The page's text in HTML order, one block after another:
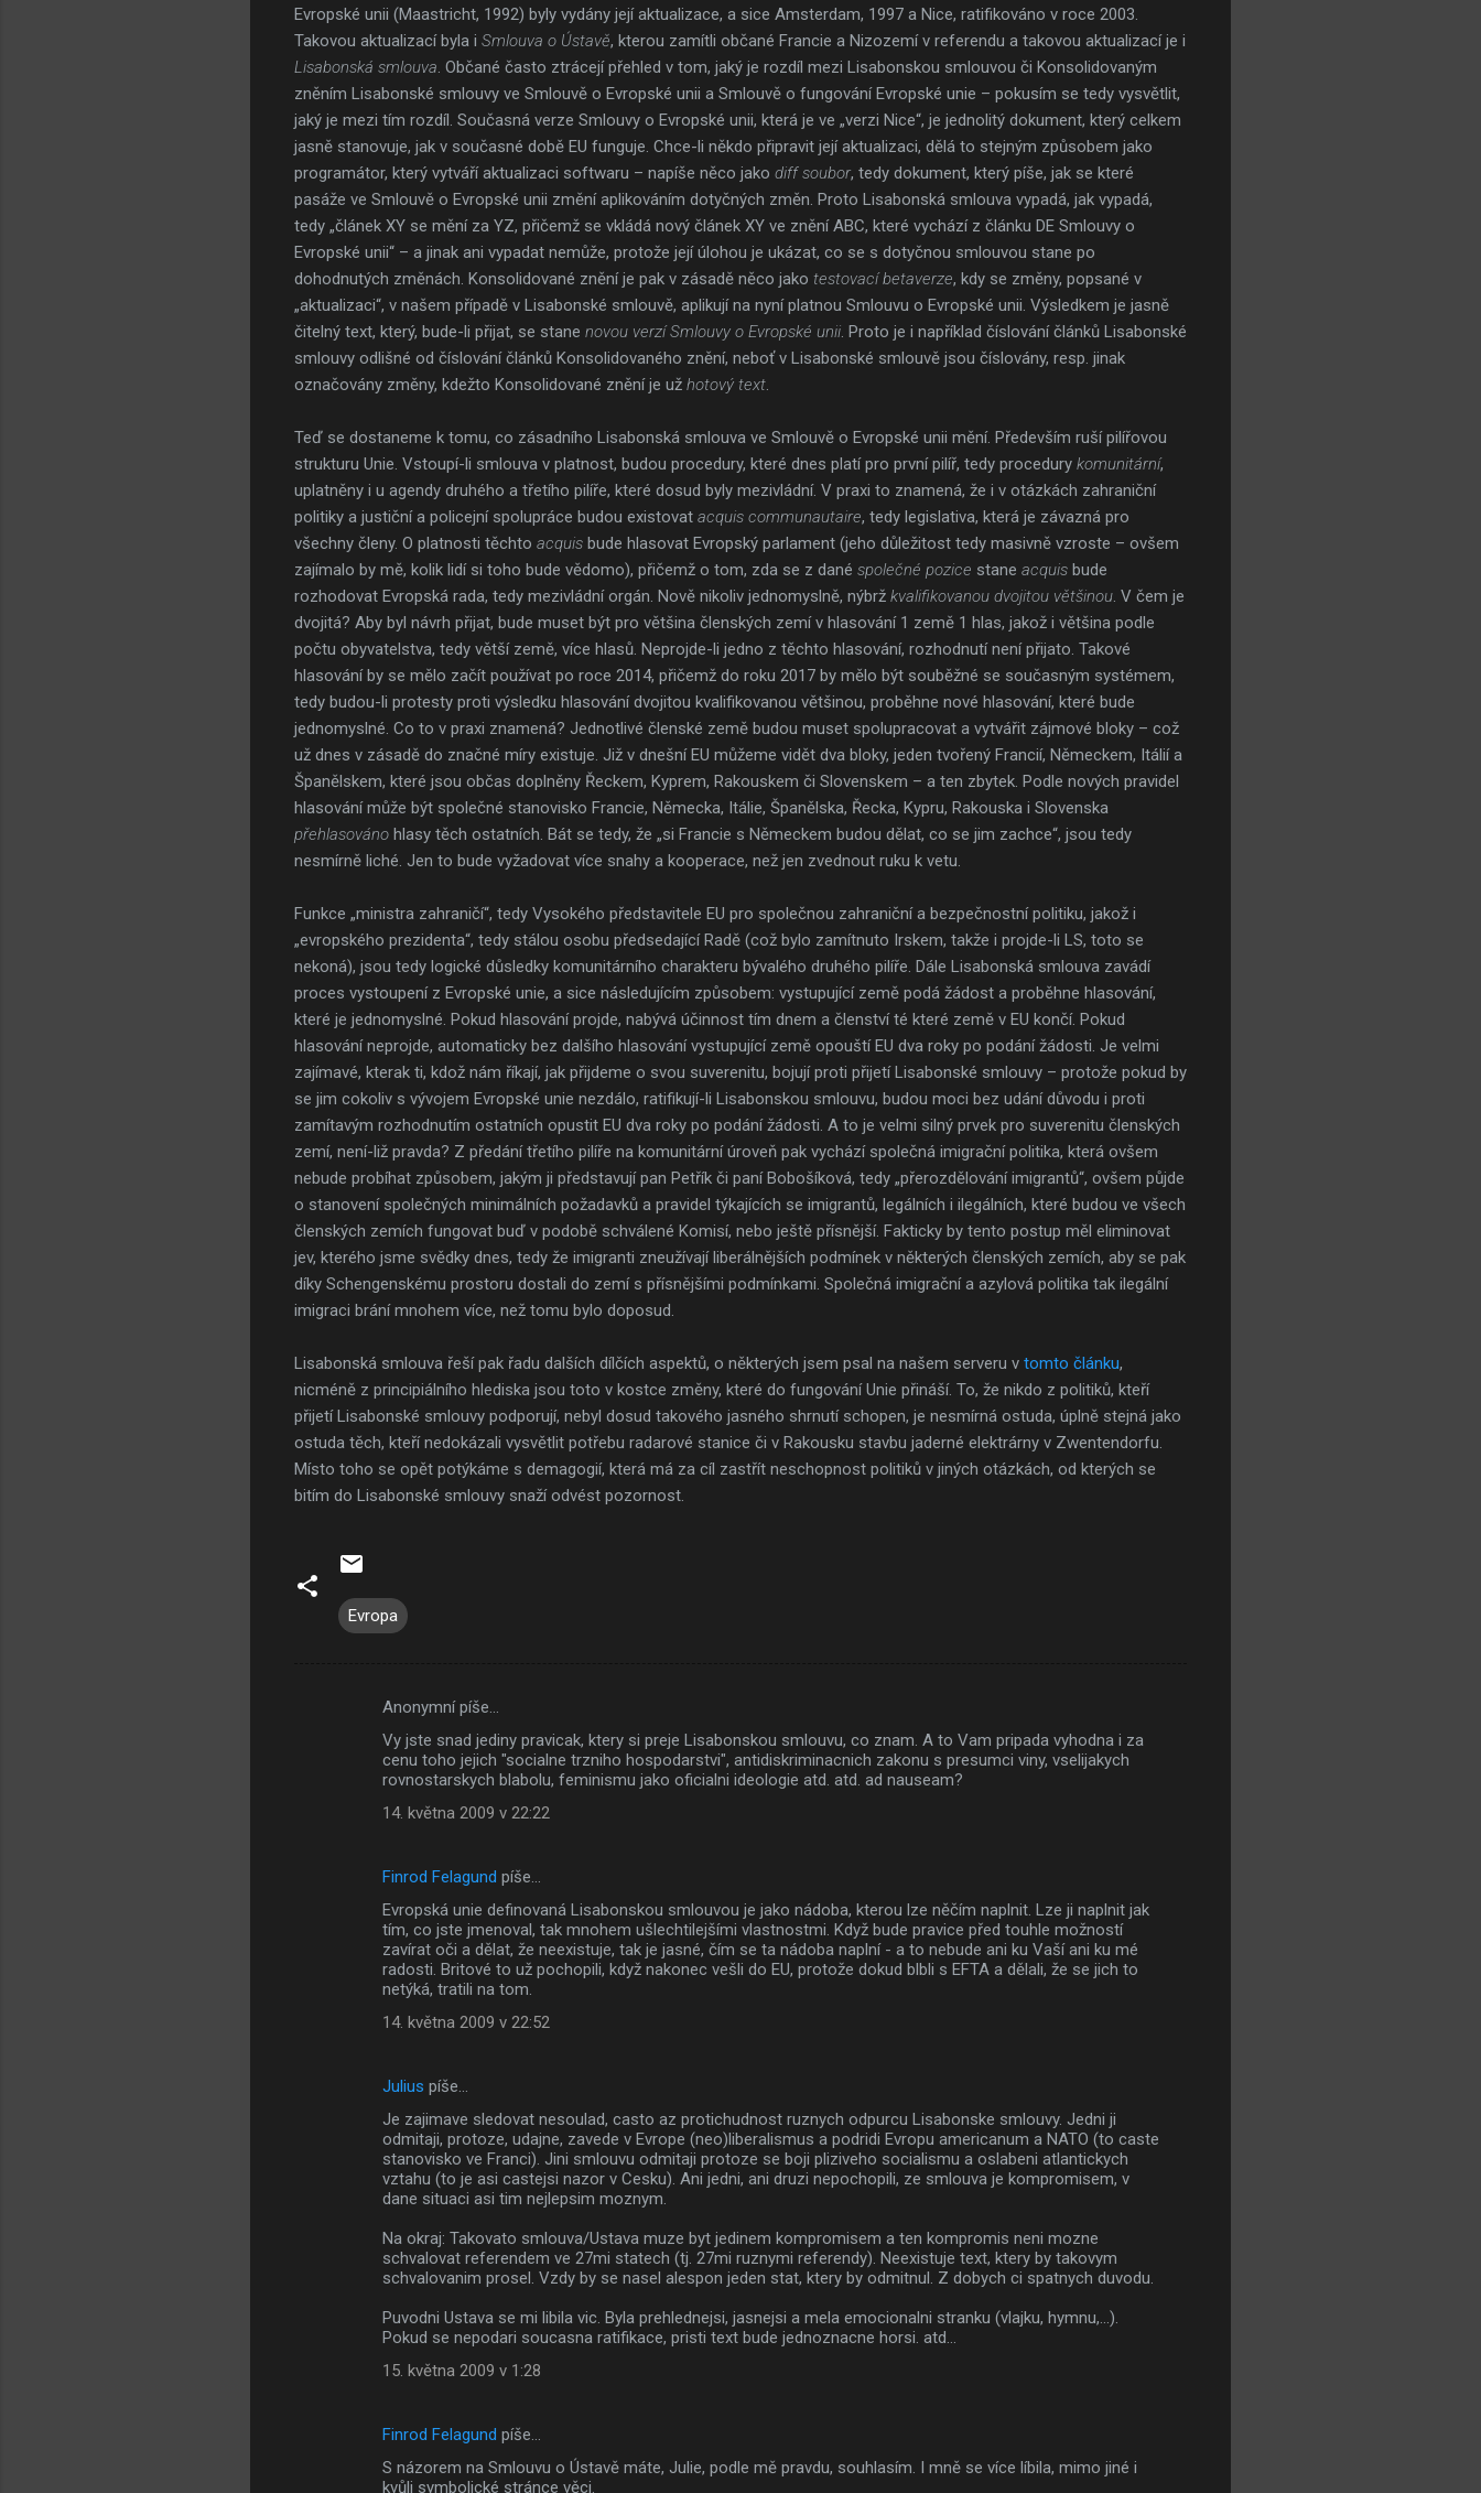
Evropské unii (Maastricht, 1992) byly vydány její aktualizace, a sice Amsterdam, 1997 a Nice, ratifikováno v roce 2003.
Takovou aktualizací byla i Smlouva o Ústavě, kterou zamítli občané Francie a Nizozemí v referendu a takovou aktualizací je i
Lisabonská smlouva . Občané často ztrácejí přehled v tom, jaký je rozdíl mezi Lisabonskou smlouvou či Konsolidovaným
zněním Lisabonské smlouvy ve Smlouvě o Evropské unii a Smlouvě o fungování Evropské unie – pokusím se tedy vysvětlit,
jaký je mezi tím rozdíl. Současná verze Smlouvy o Evropské unii, která je ve „verzi Nice“, je jednolitý dokument, který celkem
jasně stanovuje, jak v současné době EU funguje. Chce-li někdo připravit její aktualizaci, dělá to stejným způsobem jako
programátor, který vytváří aktualizaci softwaru – napíše něco jako diff soubor, tedy dokument, který píše, jak se které
pasáže ve Smlouvě o Evropské unii změní aplikováním dotyčných změn. Proto Lisabonská smlouva vypadá, jak vypadá,
tedy „článek XY se mění za YZ, přičemž se vkládá nový článek XY ve znění ABC, které vychází z článku DE Smlouvy o
Evropské unii“ – a jinak ani vypadat nemůže, protože její úlohou je ukázat, co se s dotyčnou smlouvou stane po
dohodnutých změnách. Konsolidované znění je pak v zásadě něco jako testovací betaverze, kdy se změny, popsané v
„aktualizaci“, v našem případě v Lisabonské smlouvě, aplikují na nyní platnou Smlouvu o Evropské unii. Výsledkem je jasně
čitelný text, který, bude-li přijat, se stane novou verzí Smlouvy o Evropské unii . Proto je i například číslování článků Lisabonské
smlouvy odlišné od číslování článků Konsolidovaného znění, neboť v Lisabonské smlouvě jsou číslovány, resp. jinak
označovány změny, kdežto Konsolidované znění je už hotový text
Teď se dostaneme k tomu, co zásadního Lisabonská smlouva ve Smlouvě o Evropské unii mění. Především ruší pilířovou
strukturu Unie. Vstoupí-li smlouva v platnost, budou procedury, které dnes platí pro první pilíř, tedy procedury komunitární,
uplatněny i u agendy druhého a třetího pilíře, které dosud byly mezivládní. V praxi to znamená, že i v otázkách zahraniční
politiky a justiční a policejní spolupráce budou existovat acquis communautaire, tedy legislativa, která je závazná pro
všechny členy. O platnosti těchto acquis bude hlasovat Evropský parlament (jeho důležitost tedy masivně vzroste – ovšem
zajímalo by mě, kolik lidí si toho bude vědomo), přičemž o tom, zda se z dané společné pozice stane acquis bude
rozhodovat Evropská rada, tedy mezivládní orgán. Nově nikoliv jednomyslně, nýbrž kvalifikovanou dvojitou většinou . V čem je
dvojitá? Aby byl návrh přijat, bude muset být pro většina členských zemí v hlasování 1 země 1 hlas, jakož i většina podle
počtu obyvatelstva, tedy větší země, více hlasů. Neprojde-li jedno z těchto hlasování, rozhodnutí není přijato. Takové
hlasování by se mělo začít používat po roce 2014, přičemž do roku 2017 by mělo být souběžné se současným systémem,
tedy budou-li protesty proti výsledku hlasování dvojitou kvalifikovanou většinou, proběhne nové hlasování, které bude
jednomyslné. Co to v praxi znamená? Jednotlivé členské země budou muset spolupracovat a vytvářit zájmové bloky – což
už dnes v zásadě do značné míry existuje. Již v dnešní EU můžeme vidět dva bloky, jeden tvořený Francií, Německem, Itálií a
Španělskem, které jsou občas doplněny Řeckem, Kyprem, Rakouskem či Slovenskem – a ten zbytek. Podle nových pravidel
hlasování může být společné stanovisko Francie, Německa, Itálie, Španělska, Řecka, Kypru, Rakouska i Slovenska
přehlasováno hlasy těch ostatních. Bát se tedy, že „si Francie s Německem budou dělat, co se jim zachce“, jsou tedy
nesmírně liché. Jen to bude vyžadovat více snahy a kooperace, než jen zvednout ruku k vetu.
Funkce „ministra zahraničí“, tedy Vysokého představitele EU pro společnou zahraniční a bezpečnostní politiku, jakož i
„evropského prezidenta“, tedy stálou osobu předsedající Radě (což bylo zamítnuto Irskem, takže i projde-li LS, toto se
nekoná), jsou tedy logické důsledky komunitárního charakteru bývalého druhého pilíře. Dále Lisabonská smlouva zavádí
proces vystoupení z Evropské unie, a sice následujícím způsobem: vystupující země podá žádost a proběhne hlasování,
které je jednomyslné. Pokud hlasování projde, nabývá účinnost tím dnem a členství té které země v EU končí. Pokud
hlasování neprojde, automaticky bez dalšího hlasování vystupující země opouští EU dva roky po podání žádosti. Je velmi
zajímavé, kterak ti, kdož nám říkají, jak přijdeme o svou suverenitu, bojují proti přijetí Lisabonské smlouvy – protože pokud by
se jim cokoliv s vývojem Evropské unie nezdálo, ratifikují-li Lisabonskou smlouvu, budou moci bez udání důvodu i proti
zamítavým rozhodnutím ostatních opustit EU dva roky po podání žádosti. A to je velmi silný prvek pro suverenitu členských
zemí, není-liž pravda? Z předání třetího pilíře na komunitární úroveň pak vychází společná imigrační politika, která ovšem
nebude probíhat způsobem, jakým ji představují pan Petřík či paní Bobošíková, tedy „přerozdělování imigrantů“, ovšem půjde
o stanovení společných minimálních požadavků a pravidel týkajících se imigrantů, legálních i ilegálních, které budou ve všech
členských zemích fungovat buď v podobě schválené Komisí, nebo ještě přísnější. Fakticky by tento postup měl eliminovat
jev, kterého jsme svědky dnes, tedy že imigranti zneužívají liberálnějších podmínek v některých členských zemích, aby se pak
díky Schengenskému prostoru dostali do zemí s přísnějšími podmínkami. Společná imigrační a azylová politika tak ilegální
imigraci brání mnohem více, než tomu bylo doposud.
Lisabonská smlouva řeší pak řadu dalších dílčích aspektů, o některých jsem psal na našem serveru v tomto článku,
nicméně z principiálního hlediska jsou toto v kostce změny, které do fungování Unie přináší. To, že nikdo z politiků, kteří
přijetí Lisabonské smlouvy podporují, nebyl dosud takového jasného shrnutí schopen, je nesmírná ostuda, úplně stejná jako
ostuda těch, kteří nedokázali vysvětlit potřebu radarové stanice či v Rakousku stavbu jaderné elektrárny v Zwentendorfu.
Místo toho se opět potýkáme s demagogií, která má za cíl zastřít neschopnost politiků v jiných otázkách, od kterých se
bitím do Lisabonské smlouvy snaží odvést pozornost.
Evropa
Anonymní píše…
Vy jste snad jediny pravicak, ktery si preje Lisabonskou smlouvu, co znam. A to Vam pripada vyhodna i za
cenu toho jejich "socialne trzniho hospodarstvi", antidiskriminacnich zakonu s presumci viny, vselijakych
rovnostarskych blabolu, feminismu jako oficialni ideologie atd. atd. ad nauseam?
14. května 2009 v 22:22
Finrod Felagund píše…
Evropská unie definovaná Lisabonskou smlouvou je jako nádoba, kterou lze něčím naplnit. Lze ji naplnit jak
tím, co jste jmenoval, tak mnohem ušlechtilejšími vlastnostmi. Když bude pravice před touhle možností
zavírat oči a dělat, že neexistuje, tak je jasné, čím se ta nádoba naplní - a to nebude ani ku Vaší ani ku mé
radosti. Britové to už pochopili, když nakonec vešli do EU, protože dokud blbli s EFTA a dělali, že se jich to
netýká, tratili na tom.
14. května 2009 v 22:52
Julius píše…
Je zajimave sledovat nesoulad, casto az protichudnost ruznych odpurcu Lisabonske smlouvy. Jedni ji
odmitaji, protoze, udajne, zavede v Evrope (neo)liberalismus a podridi Evropu americanum a NATO (to caste
stanovisko ve Franci). Jini smlouvu odmitaji protoze se boji pliziveho socialismu a oslabeni atlantickych
vztahu (to je asi castejsi nazor v Cesku). Ani jedni, ani druzi nepochopili, ze smlouva je kompromisem, v
dane situaci asi tim nejlepsim moznym.
Na okraj: Takovato smlouva/Ustava muze byt jedinem kompromisem a ten kompromis neni mozne
schvalovat referendem ve 27mi statech (tj. 27mi ruznymi referendy). Neexistuje text, ktery by takovym
schvalovanim prosel. Vzdy by se nasel alespon jeden stat, ktery by odmitnul. Z dobych ci spatnych duvodu.
Puvodni Ustava se mi libila vic. Byla prehlednejsi, jasnejsi a mela emocionalni stranku (vlajku, hymnu,...).
Pokud se nepodari soucasna ratifikace, pristi text bude jednoznacne horsi. atd...
15. května 2009 v 1:28
Finrod Felagund píše…
S názorem na Smlouvu o Ústavě máte, Julie, podle mě pravdu, souhlasím. I mně se více líbila, mimo jiné i
kvůli symbolické stránce věci.